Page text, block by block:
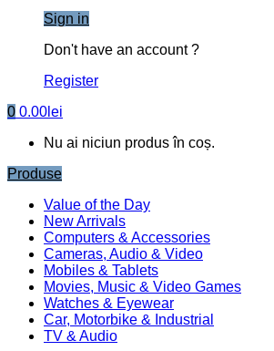
Sign in
Don't have an account ?
Register
0 0.00 lei
Nu ai niciun produs în coș.
Produse
Value of the Day
New Arrivals
Computers & Accessories
Cameras, Audio & Video
Mobiles & Tablets
Movies, Music & Video Games
Watches & Eyewear
Car, Motorbike & Industrial
TV & Audio